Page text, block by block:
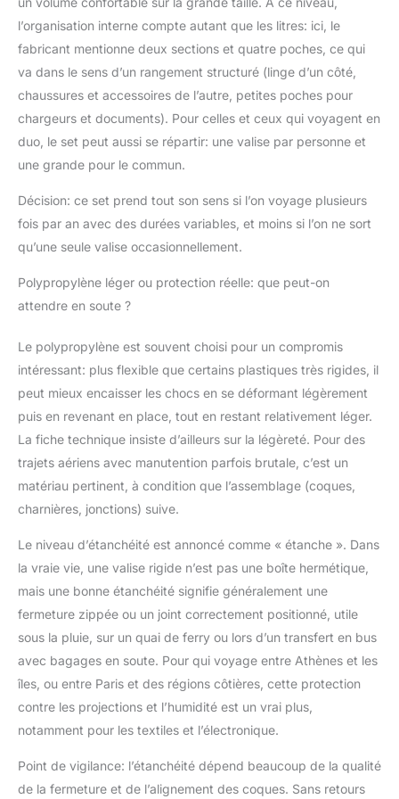
vos bagages sans
briser la serrure; Et il
est équipé d'une
fermeture à glissière
qui est utilisée dans la
plupart des valises à
coque dure de marque
de luxe d'entrée,
déformation et du
levage; Cette bagage
vous offrira une
expérience plus
pivotante silencieuse:
multidirectionnelles
rangée, silencieuses,
résistantes à l'usure et
douces; Les roues
pivotantes à 4x360
degrés sont très
douces et silencieuses
lorsqu'elles glissent et
Les tirants réglables en
alliage d'aluminium
conviennent à toutes
confortables à utiliser
Intérieur du valise
soute: L'intérieur du
bagage est conçu avec
des séparateurs à
fermeture éclair et des
avec des poches à
fermeture éclair pour
l’organisation interne compte autant que les litres: ici, le
fabricant mentionne deux sections et quatre poches, ce qui
va dans le sens d’un rangement structuré (linge d’un côté,
chaussures et accessoires de l’autre, petites poches pour
chargeurs et documents). Pour celles et ceux qui voyagent en
duo, le set peut aussi se répartir: une valise par personne et
une grande pour le commun.
Décision: ce set prend tout son sens si l’on voyage plusieurs
fois par an avec des durées variables, et moins si l’on ne sort
qu’une seule valise occasionnellement.
Polypropylène léger ou protection réelle: que peut-on
attendre en soute ?
Le polypropylène est souvent choisi pour un compromis
intéressant: plus flexible que certains plastiques très rigides, il
peut mieux encaisser les chocs en se déformant légèrement
puis en revenant en place, tout en restant relativement léger.
La fiche technique insiste d’ailleurs sur la légèreté. Pour des
trajets aériens avec manutention parfois brutale, c’est un
matériau pertinent, à condition que l’assemblage (coques,
charnières, jonctions) suive.
Le niveau d’étanchéité est annoncé comme « étanche ». Dans
la vraie vie, une valise rigide n’est pas une boîte hermétique,
mais une bonne étanchéité signifie généralement une
fermeture zippée ou un joint correctement positionné, utile
sous la pluie, sur un quai de ferry ou lors d’un transfert en bus
avec bagages en soute. Pour qui voyage entre Athènes et les
îles, ou entre Paris et des régions côtières, cette protection
contre les projections et l’humidité est un vrai plus,
notamment pour les textiles et l’électronique.
Point de vigilance: l’étanchéité dépend beaucoup de la qualité
de la fermeture et de l’alignement des coques. Sans retours